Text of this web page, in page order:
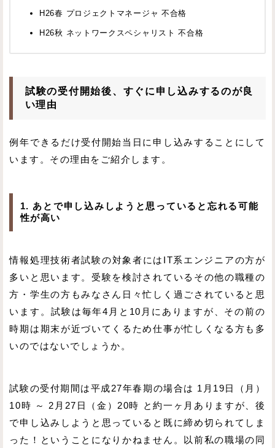
H26春 プロジェクトマネージャ 不合格
H26秋 ネットワークスペシャリスト 不合格
試験の受付開始後、すぐに申し込みするのが良
い理由
例年できるだけ受付開始当日に申し込みすることにして
います。その理由をご紹介します。
1. あとで申し込みしようと思っていると忘れる可能
性が高い
情報処理技術者試験の対象者にはIT系エンジニアの方が
多いと思います。受験を検討されているその他の職種の
方・学生の方もみなさん日々忙しく過ごされていると思
います。試験は毎年4月と10月にありますが、その前の
時期は期末が近づいてくるため仕事が忙しくなる方も多
いのではないでしょうか。
試験の受付期間は平成27年春期の場合は 1月19日（月）
10時 ～ 2月27日（金）20時 と約一ヶ月ありますが、後
で申し込みしようと思っていると既に締め切られてしま
った！ということになりかねません。以前私の職場の同